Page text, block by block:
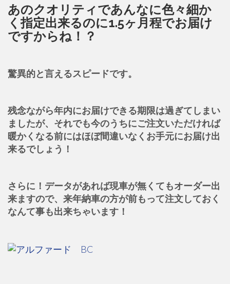
あのクオリティであんなに色々細か
く指定出来るのに1.5ヶ月程でお届け
ですからね！？
驚異的と言えるスピードです。
残念ながら年内にお届けできる期限は過ぎてしまい
ましたが、それでも今のうちにご注文いただければ
暖かくなる前にはほぼ間違いなくお手元にお届け出
来るでしょう！
さらに！データがあれば現車が無くてもオーダー出
来ますので、来年納車の方が前もって注文しておく
なんて事も出来ちゃいます！